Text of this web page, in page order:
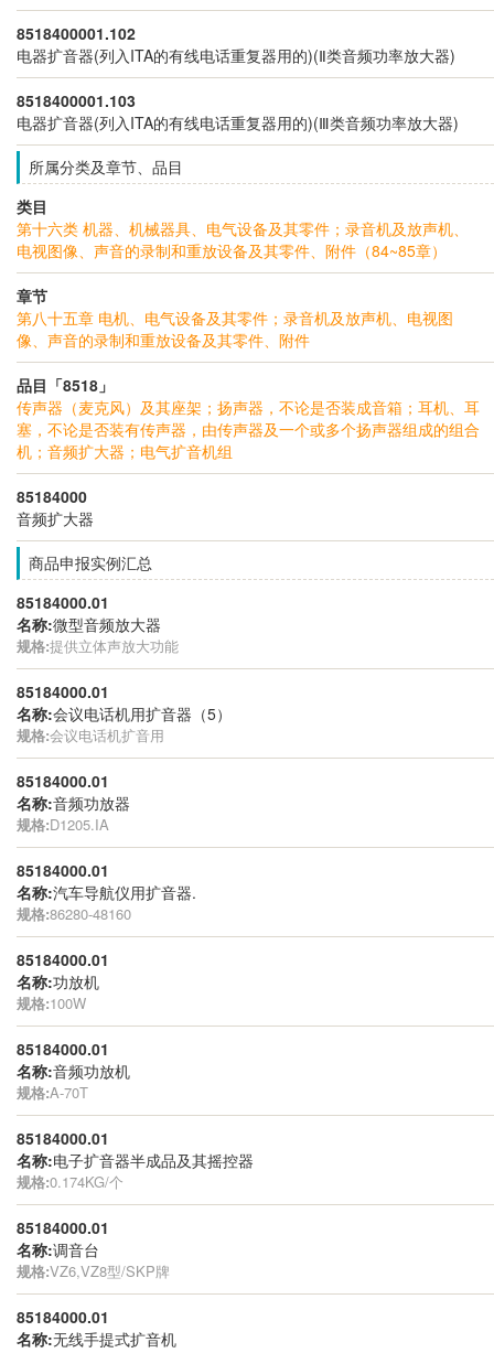
8518400001.102
电器扩音器(列入ITA的有线电话重复器用的)(Ⅱ类音频功率放大器)
8518400001.103
电器扩音器(列入ITA的有线电话重复器用的)(Ⅲ类音频功率放大器)
所属分类及章节、品目
类目
第十六类 机器、机械器具、电气设备及其零件；录音机及放声机、
电视图像、声音的录制和重放设备及其零件、附件（84~85章）
章节
第八十五章 电机、电气设备及其零件；录音机及放声机、电视图
像、声音的录制和重放设备及其零件、附件
品目「8518」
传声器（麦克风）及其座架；扬声器，不论是否装成音箱；耳机、耳
塞，不论是否装有传声器，由传声器及一个或多个扬声器组成的组合
机；音频扩大器；电气扩音机组
85184000
音频扩大器
商品申报实例汇总
85184000.01
名称:微型音频放大器
规格:提供立体声放大功能
85184000.01
名称:会议电话机用扩音器（5）
规格:会议电话机扩音用
85184000.01
名称:音频功放器
规格:D1205.IA
85184000.01
名称:汽车导航仪用扩音器.
规格:86280-48160
85184000.01
名称:功放机
规格:100W
85184000.01
名称:音频功放机
规格:A-70T
85184000.01
名称:电子扩音器半成品及其摇控器
规格:0.174KG/个
85184000.01
名称:调音台
规格:VZ6,VZ8型/SKP牌
85184000.01
名称:无线手提式扩音机